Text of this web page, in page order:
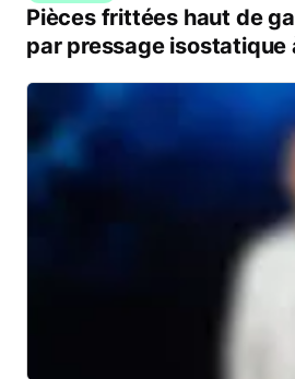
Pièces frittées haut de
par pressage isostatique